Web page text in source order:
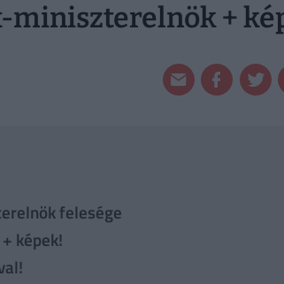
miniszterelnök +
felesége
képek!